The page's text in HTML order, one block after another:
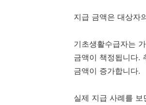
지급 금액은 대상자
기초생활수급자는
금액이 책정됩니다.
금액이 증가합니다.
실제 지급 사례를